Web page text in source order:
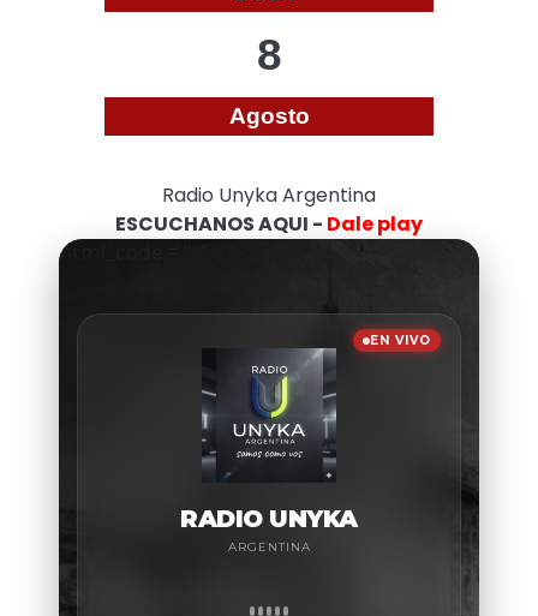
8
Agosto
Radio Unyka Argentina
ESCUCHANOS AQUI - Dale play